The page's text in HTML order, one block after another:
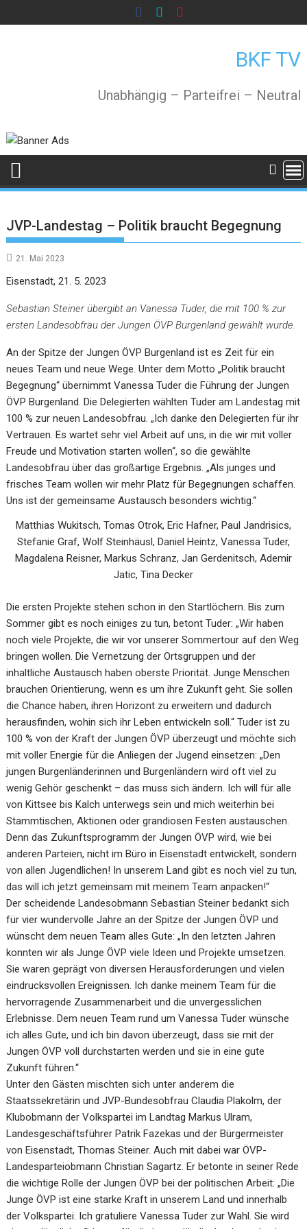
to
BKF TV
Unabhängig – Parteifrei – Neutral
JVP-Landestag – Politik braucht Begegnung
21. Mai 2023
Eisenstadt, 21. 5. 2023
Sebastian Steiner übergibt an Vanessa Tuder, die mit 100 % zur
ersten Landesobfrau der Jungen ÖVP Burgenland gewählt wurde.
An der Spitze der Jungen ÖVP Burgenland ist es Zeit für ein
neues Team und neue Wege. Unter dem Motto „Politik braucht
Begegnung“ übernimmt Vanessa Tuder die Führung der Jungen
ÖVP Burgenland. Die Delegierten wählten Tuder am Landestag mit
100 % zur neuen Landesobfrau. „Ich danke den Delegierten für ihr
Vertrauen. Es wartet sehr viel Arbeit auf uns, in die wir mit voller
Freude und Motivation starten wollen“, so die gewählte
Landesobfrau über das großartige Ergebnis. „Als junges und
frisches Team wollen wir mehr Platz für Begegnungen schaffen.
Uns ist der gemeinsame Austausch besonders wichtig.“
Matthias Wukitsch, Tomas Otrok, Eric Hafner, Paul Jandrisics,
Stefanie Graf, Wolf Steinhäusl, Daniel Heintz, Vanessa Tuder,
Magdalena Reisner, Markus Schranz, Jan Gerdenitsch, Ademir
Jatic, Tina Decker
Die ersten Projekte stehen schon in den Startlöchern. Bis zum
Sommer gibt es noch einiges zu tun, betont Tuder: „Wir haben
noch viele Projekte, die wir vor unserer Sommertour auf den Weg
bringen wollen. Die Vernetzung der Ortsgruppen und der
inhaltliche Austausch haben oberste Priorität. Junge Menschen
brauchen Orientierung, wenn es um ihre Zukunft geht. Sie sollen
die Chance haben, ihren Horizont zu erweitern und dadurch
herausfinden, wohin sich ihr Leben entwickeln soll.“ Tuder ist zu
100 % von der Kraft der Jungen ÖVP überzeugt und möchte sich
mit voller Energie für die Anliegen der Jugend einsetzen: „Den
jungen Burgenländerinnen und Burgenländern wird oft viel zu
wenig Gehör geschenkt – das muss sich ändern. Ich will für alle
von Kittsee bis Kalch unterwegs sein und mich weiterhin bei
Stammtischen, Aktionen oder grandiosen Festen austauschen.
Denn das Zukunftsprogramm der Jungen ÖVP wird, wie bei
anderen Parteien, nicht im Büro in Eisenstadt entwickelt, sondern
von allen Jugendlichen! In unserem Land gibt es noch viel zu tun,
das will ich jetzt gemeinsam mit meinem Team anpacken!“
Der scheidende Landesobmann Sebastian Steiner bedankt sich
für vier wundervolle Jahre an der Spitze der Jungen ÖVP und
wünscht dem neuen Team alles Gute: „In den letzten Jahren
konnten wir als Junge ÖVP viele Ideen und Projekte umsetzen.
Sie waren geprägt von diversen Herausforderungen und vielen
eindrucksvollen Ereignissen. Ich danke meinem Team für die
hervorragende Zusammenarbeit und die unvergesslichen
Erlebnisse. Dem neuen Team rund um Vanessa Tuder wünsche
ich alles Gute, und ich bin davon überzeugt, dass sie mit der
Jungen ÖVP voll durchstarten werden und sie in eine gute
Zukunft führen.“
Unter den Gästen mischten sich unter anderem die
Staatssekretärin und JVP-Bundesobfrau Claudia Plakolm, der
Klubobmann der Volkspartei im Landtag Markus Ulram,
Landesgeschäftsführer Patrik Fazekas und der Bürgermeister
von Eisenstadt, Thomas Steiner. Auch mit dabei war ÖVP-
Landesparteiobmann Christian Sagartz. Er betonte in seiner Rede
die wichtige Rolle der Jungen ÖVP bei der politischen Arbeit: „Die
Junge ÖVP ist eine starke Kraft in unserem Land und innerhalb
der Volkspartei. Ich gratuliere Vanessa Tuder zur Wahl. Sie wird